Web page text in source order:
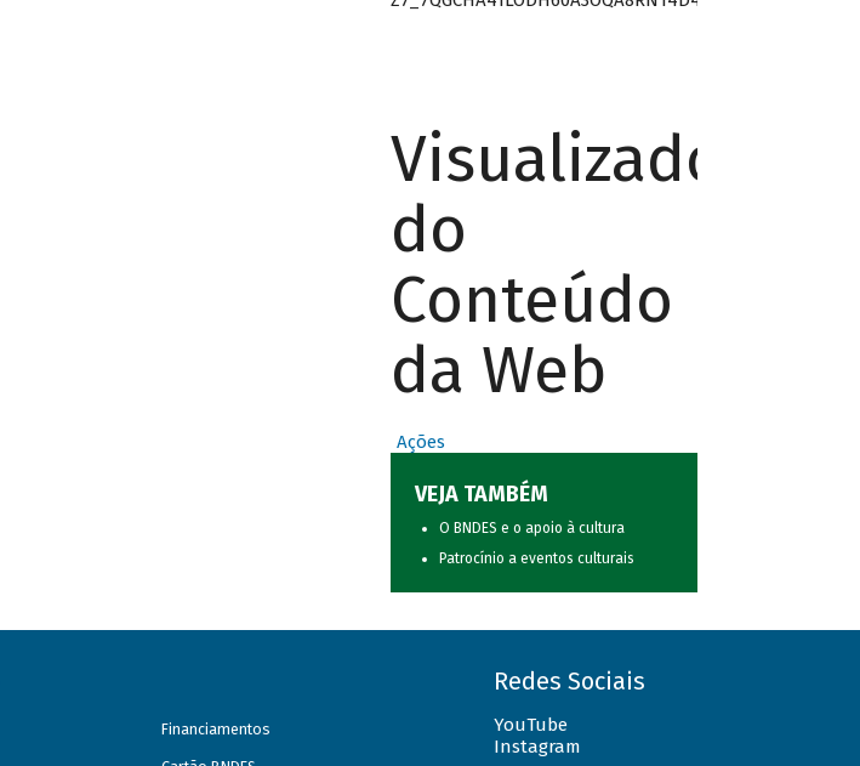
Visualizador
do
Conteúdo
da Web
Ações
VEJA TAMBÉM
O BNDES e o apoio à cultura
Patrocínio a eventos culturais
Financiamentos
Redes Sociais
YouTube
Instagram